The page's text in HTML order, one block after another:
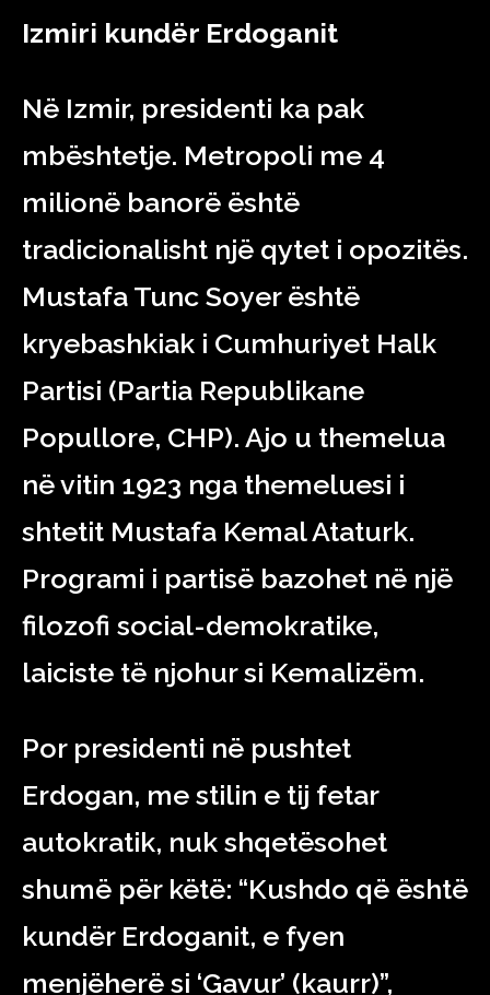
Izmiri kundër Erdoganit
Në Izmir, presidenti ka pak
mbështetje. Metropoli me 4
milionë banorë është
tradicionalisht një qytet i opozitës.
Mustafa Tunc Soyer është
kryebashkiak i Cumhuriyet Halk
Partisi (Partia Republikane
Popullore, CHP). Ajo u themelua
në vitin 1923 nga themeluesi i
shtetit Mustafa Kemal Ataturk.
Programi i partisë bazohet në një
filozofi social-demokratike,
laiciste të njohur si Kemalizëm.
Por presidenti në pushtet
Erdogan, me stilin e tij fetar
autokratik, nuk shqetësohet
shumë për këtë: “Kushdo që është
kundër Erdoganit, e fyen
menjëherë si ‘Gavur’ (kaurr)”,